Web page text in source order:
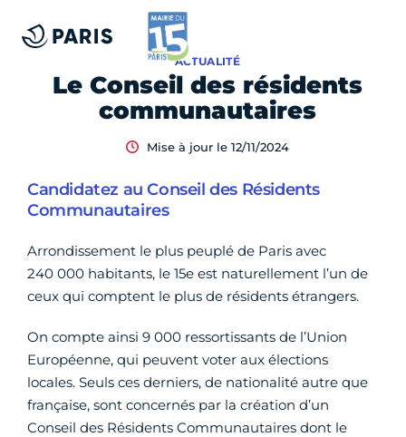
Le Conseil des résidents
communautaires
ACTUALITÉ
Mise à jour le 12/11/2024
Candidatez au Conseil des Résidents
Communautaires
Arrondissement le plus peuplé de Paris avec
240 000 habitants, le 15e est naturellement l’un de
ceux qui comptent le plus de résidents étrangers.
On compte ainsi 9 000 ressortissants de l’Union
Européenne, qui peuvent voter aux élections
locales. Seuls ces derniers, de nationalité autre que
française, sont concernés par la création d’un
Conseil des Résidents Communautaires dont le